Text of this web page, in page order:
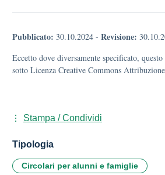
Pubblicato: 30.10.2024 - Revisione:
Eccetto dove diversamente specificato,
sotto Licenza Creative Commons
Stampa / Condividi
Tipologia
Circolari per alunni e famiglie